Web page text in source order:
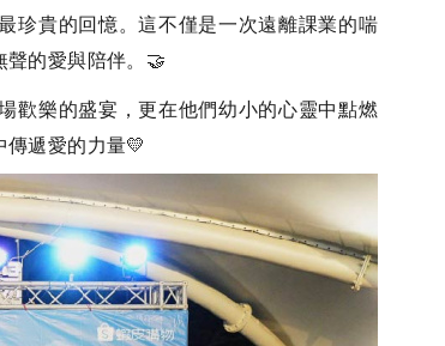
珍貴的回憶。這不僅是一次遠離課業的喘
的愛與陪伴。 🤝
歡樂的盛宴，更在他們幼小的心靈中點燃
傳遞愛的力量💛